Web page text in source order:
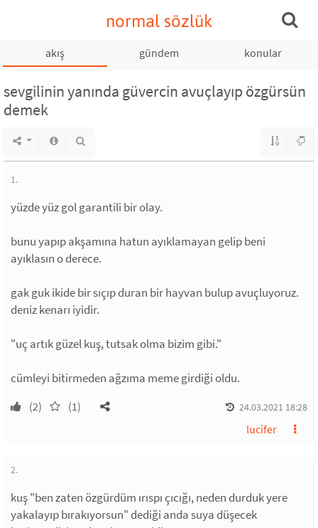
normal sözlük
akış gündem konular
sevgilinin yanında güvercin avuçlayıp özgürsün
demek
1.
yüzde yüz gol garantili bir olay.
bunu yapıp akşamına hatun ayıklamayan gelip beni
ayıklasın o derece.
gak guk ikide bir sıçıp duran bir hayvan bulup avuçluyoruz.
deniz kenarı iyidir.
"uç artık güzel kuş, tutsak olma bizim gibi."
cümleyi bitirmeden ağzıma meme girdiği oldu.
(2) (1) 24.03.2021 18:28
lucifer
2.
kuş "ben zaten özgürdüm ırıspı çıcığı, neden durduk yere
yakalayıp bırakıyorsun" dediği anda suya düşecek